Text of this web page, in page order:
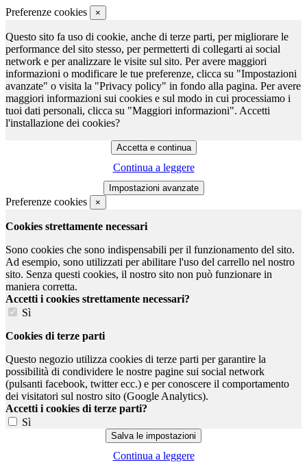
Preferenze cookies ×
Questo sito fa uso di cookie, anche di terze parti, per migliorare le
performance del sito stesso, per permetterti di collegarti ai social
network e per analizzare le visite sul sito. Per avere maggiori
informazioni o modificare le tue preferenze, clicca su "Impostazioni
avanzate" o visita la "Privacy policy" in fondo alla pagina. Per avere
maggiori informazioni sui cookies e sul modo in cui processiamo i
tuoi dati personali, clicca su "Maggiori informazioni". Accetti
l'installazione dei cookies?
Continua a leggere
Preferenze cookies ×
Cookies strettamente necessari
Sono cookies che sono indispensabili per il funzionamento del sito.
Ad esempio, sono utilizzati per abilitare l'uso del carrello nel nostro
sito. Senza questi cookies, il nostro sito non può funzionare in
maniera corretta.
Accetti i cookies strettamente necessari?
Sì
Cookies di terze parti
Questo negozio utilizza cookies di terze parti per garantire la
possibilità di condividere le nostre pagine sui social network
(pulsanti facebook, twitter ecc.) e per conoscere il comportamento
dei visitatori sul nostro sito (Google Analytics).
Accetti i cookies di terze parti?
Sì
Continua a leggere